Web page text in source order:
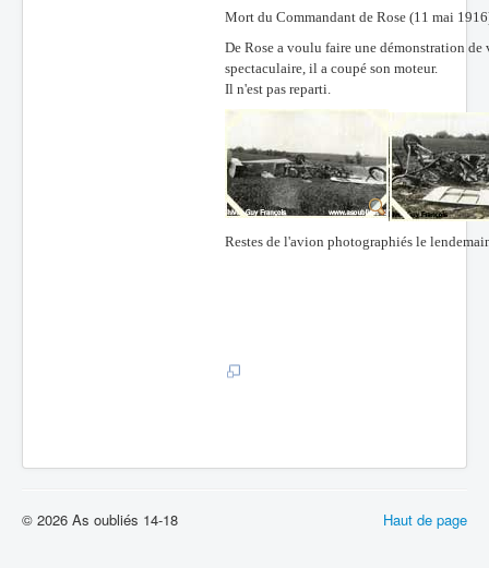
Mort du Commandant de Rose (11 mai
De Rose a voulu faire une démonstration
spectaculaire, il a coupé son moteur.
Il n'est pas reparti.
Restes de l'avion photographiés le
Haut de page
© 2026 As oubliés 14-18